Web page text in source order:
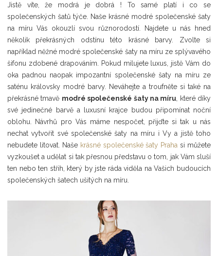
Jistě víte, že modrá je dobrá ! To samé platí i co se
společenských šatů týče. Naše krásné modré společenské šaty
na míru Vás okouzlí svou různorodostí. Najdete u nás hned
několik překrásných odstínu této krásné barvy. Zvolte si
například něžné modré společenské šaty na míru ze splývavého
šifonu zdobené drapováním. Pokud milujete luxus, jistě Vám do
oka padnou naopak impozantní společenské šaty na míru ze
saténu královsky modré barvy. Neváhejte a troufněte si také na
překrásné tmavě modré společenské šaty na míru , které díky
své jedinečné barvě a luxusní krajce budou připomínat noční
oblohu. Návrhů pro Vás máme nespočet, přijďte si tak u nás
nechat vytvořit své společenské šaty na míru i Vy a jistě toho
nebudete litovat. Naše krásné společenské šaty Praha si můžete
vyzkoušet a udělat si tak přesnou představu o tom, jak Vám sluší
ten nebo ten střih, který by jste ráda viděla na Vašich budoucích
společenských šatech ušitých na míru.